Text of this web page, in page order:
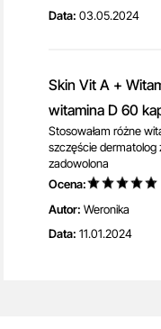
Data: 03.05.2024
Skin Vit A +
witamina D 60
Stosowałam różne
szczęście dermatolog
zadowolona
Ocena:
Autor: Weronika
Data: 11.01.2024